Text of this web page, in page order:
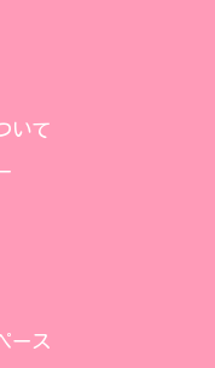
いて
ース